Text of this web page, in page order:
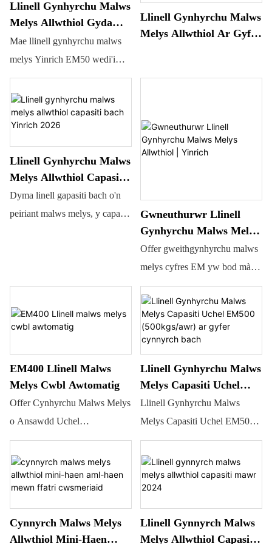
Llinell Gynhyrchu Malws
Melys Allwthiol Gyda
Llenwad Canolog-Yinrich
Mae llinell gynhyrchu malws
melys Yinrich EM50 wedi'i
chynllunio'n benodol ar gyfer
cynhyrchu malws melys
brechdan. Gan ddefnyddio
llinell gynhyrchu malws melys
allwthio brechdan bwrpasol
Yinrich, gallwch gynhyrchu
amrywiaeth o gynhyrchion
Llinell Gynhyrchu Malws
Melys Allwthiol Ar Gyfer
Llinell Gynhyrchu Malws
Melys Allwthiol Capasiti
Bach Yinrich 2026
Dyma linell gapasiti bach o'n
peiriant malws melys, y capasiti
Gwneuthurwr Llinell
Gynhyrchu Malws Melys
Allwthiol | Yinrich
Offer gweithgynhyrchu malws
melys cyfres EM yw bod màs
yn cael ei awyru gan awyrydd
YINRICH, yna'n cael ei
rannu'n ffrydiau lluosog. Bydd
blas a lliw yn cael eu
chwistrellu i bob ffrwd. Yna
gallwch gynhyrchu gwahanol
fathau deniadol o gynhyrchion
lliwiau cyfunol, 4 lliw wedi'u
troelli, a hyd yn oed
llenwi â chanol. Mae Yinrich
yn cynnig atebion peiriannau
EM400 Llinell Malws
Melys Cwbl Awtomatig
Offer Cynhyrchu Malws Melys
o Ansawdd Uchel
EM400Mae'r llinell gynhyrchu
malws melys hon wedi'i
chynllunio i gynhyrchu malws
melys mewn amrywiaeth o
siapiau a llenwadau, gyda
chynhwysedd cynhyrchu hyd
Llinell Gynhyrchu Malws
Melys Capasiti Uchel
EM500 (500kgs/awr) Ar
Gyfer Cynnyrch Bach
Llinell Gynhyrchu Malws
Melys Capasiti Uchel EM500
(500kg/awr) ar gyfer cynnyrch
bachDyluniad cynllun AM
DDIM; Cydosod a gosod AM
DDIM; Treial Cynhyrchu a
hyfforddiant tîm lleol AM
DDIM; Ryseitiau AM
Cynnyrch Malws Melys
Allwthiol Mini-Haen
Llinell Gynnyrch Malws
Melys Allwthiol Capasiti